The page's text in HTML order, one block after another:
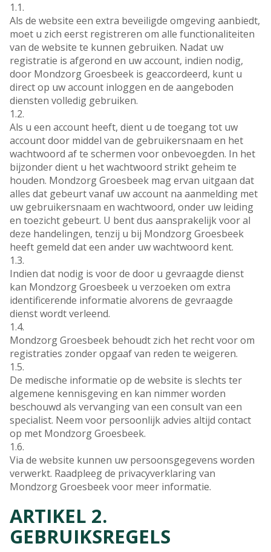
1.1.
Als de website een extra beveiligde omgeving aanbiedt,
moet u zich eerst registreren om alle functionaliteiten
van de website te kunnen gebruiken. Nadat uw
registratie is afgerond en uw account, indien nodig,
door Mondzorg Groesbeek is geaccordeerd, kunt u
direct op uw account inloggen en de aangeboden
diensten volledig gebruiken.
1.2.
Als u een account heeft, dient u de toegang tot uw
account door middel van de gebruikersnaam en het
wachtwoord af te schermen voor onbevoegden. In het
bijzonder dient u het wachtwoord strikt geheim te
houden. Mondzorg Groesbeek mag ervan uitgaan dat
alles dat gebeurt vanaf uw account na aanmelding met
uw gebruikersnaam en wachtwoord, onder uw leiding
en toezicht gebeurt. U bent dus aansprakelijk voor al
deze handelingen, tenzij u bij Mondzorg Groesbeek
heeft gemeld dat een ander uw wachtwoord kent.
1.3.
Indien dat nodig is voor de door u gevraagde dienst
kan Mondzorg Groesbeek u verzoeken om extra
identificerende informatie alvorens de gevraagde
dienst wordt verleend.
1.4.
Mondzorg Groesbeek behoudt zich het recht voor om
registraties zonder opgaaf van reden te weigeren.
1.5.
De medische informatie op de website is slechts ter
algemene kennisgeving en kan nimmer worden
beschouwd als vervanging van een consult van een
specialist. Neem voor persoonlijk advies altijd contact
op met Mondzorg Groesbeek.
1.6.
Via de website kunnen uw persoonsgegevens worden
verwerkt. Raadpleeg de privacyverklaring van
Mondzorg Groesbeek voor meer informatie.
ARTIKEL 2.
GEBRUIKSREGELS